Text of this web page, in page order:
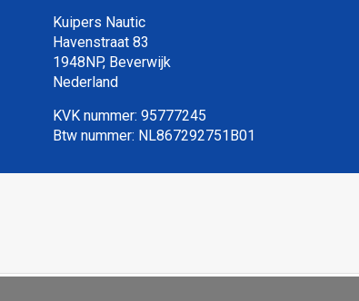
Kuipers Nautic
Havenstraat 83
1948NP, Beverwijk
Nederland
KVK nummer: 95777245
Btw nummer: NL867292751B01